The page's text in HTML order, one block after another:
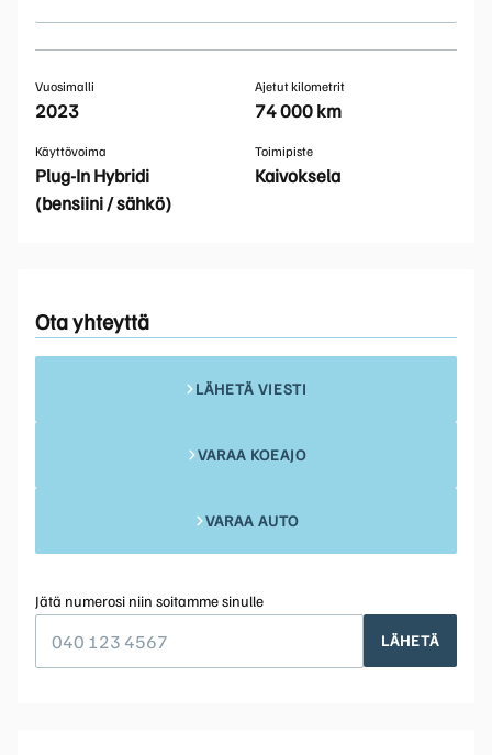
Vuosimalli
2023
Ajetut kilometrit
74 000 km
Käyttövoima
Plug-In Hybridi
(bensiini / sähkö)
Toimipiste
Kaivoksela
Ota yhteyttä
LÄHETÄ VIESTI
VARAA KOEAJO
VARAA AUTO
Jätä numerosi niin soitamme sinulle
LÄHETÄ